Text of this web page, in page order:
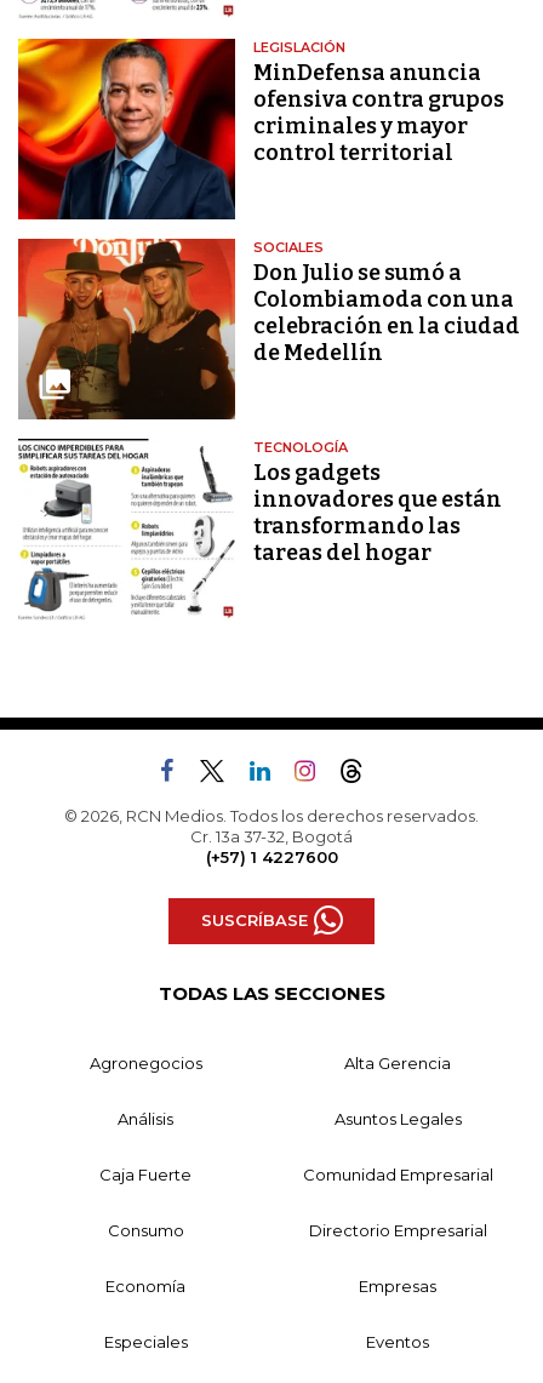
LEGISLACIÓN
MinDefensa anuncia
ofensiva contra grupos
criminales y mayor
control territorial
SOCIALES
Don Julio se sumó a
Colombiamoda con una
celebración en la ciudad
de Medellín
TECNOLOGÍA
Los gadgets
innovadores que están
transformando las
tareas del hogar
© 2026, RCN Medios. Todos los derechos reservados.
Cr. 13a 37-32, Bogotá
(+57) 1 4227600
SUSCRÍBASE
TODAS LAS SECCIONES
Agronegocios Alta Gerencia
Análisis Asuntos Legales
Caja Fuerte Comunidad Empresarial
Consumo Directorio Empresarial
Economía Empresas
Especiales Eventos